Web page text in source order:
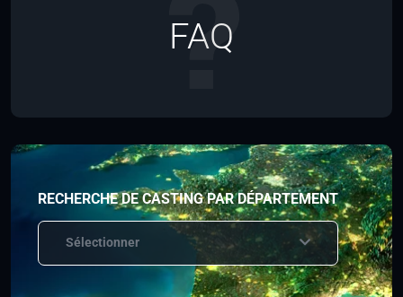
FAQ
RECHERCHE DE CASTING PAR DÉPARTEMENT
Sélectionner